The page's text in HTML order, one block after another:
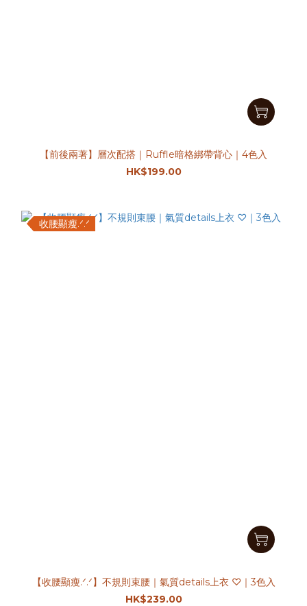
【前後兩著】層次配搭｜Ruffle暗格綁帶背心｜4色入
HK$199.00
收腰顯瘦.ᐟ.ᐟ
【收腰顯瘦.ᐟ.ᐟ】不規則束腰｜氣質details上衣 ♡｜3色入
HK$239.00